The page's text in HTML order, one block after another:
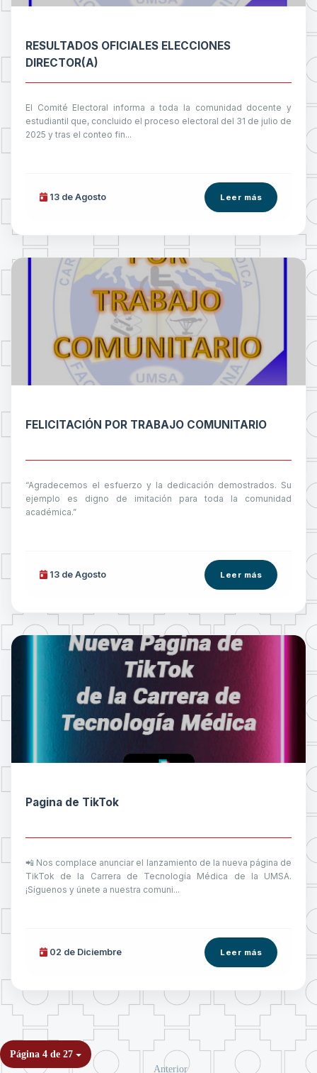
RESULTADOS OFICIALES ELECCIONES
DIRECTOR(A)
El Comité Electoral informa a toda la comunidad docente y
estudiantil que, concluido el proceso electoral del 31 de julio de
2025 y tras el conteo fin...
13 de Agosto Leer más
FELICITACIÓN POR TRABAJO COMUNITARIO
“Agradecemos el esfuerzo y la dedicación demostrados. Su
ejemplo es digno de imitación para toda la comunidad
académica.”
13 de Agosto Leer más
Pagina de TikTok
📲 Nos complace anunciar el lanzamiento de la nueva página de
TikTok de la Carrera de Tecnología Médica de la UMSA.
¡Síguenos y únete a nuestra comuni...
02 de Diciembre Leer más
Página 4 de 27
Anterior